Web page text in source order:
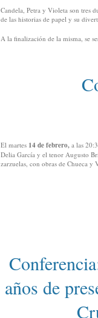
Candela, Petra y Violeta son tres
de las historias de papel y su
A la finalización de la misma, se
El martes 14 de febrero, a las
Delia García y el tenor Augusto
zarzuelas, con obras de Chueca
años de